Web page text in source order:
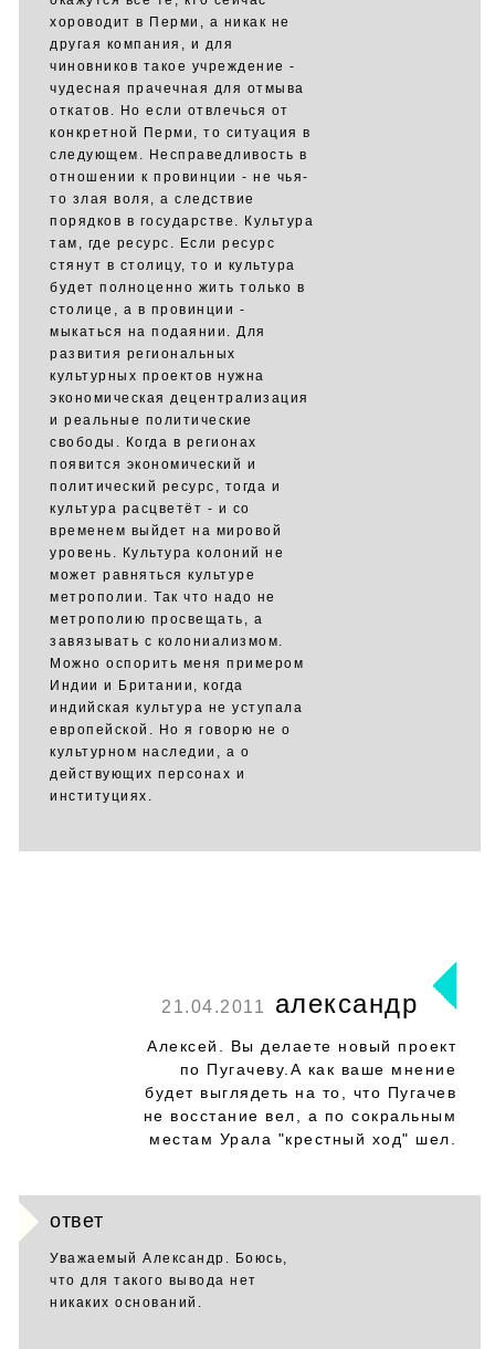
хороводит в Перми, а никак не
другая компания, и для
чиновников такое учреждение -
чудесная прачечная для отмыва
откатов. Но если отвлечься от
конкретной Перми, то ситуация в
следующем. Несправедливость в
отношении к провинции - не чья-
то злая воля, а следствие
порядков в государстве. Культура
там, где ресурс. Если ресурс
стянут в столицу, то и культура
будет полноценно жить только в
столице, а в провинции -
мыкаться на подаянии. Для
развития региональных
культурных проектов нужна
экономическая децентрализация
и реальные политические
свободы. Когда в регионах
появится экономический и
политический ресурс, тогда и
культура расцветёт - и со
временем выйдет на мировой
уровень. Культура колоний не
может равняться культуре
метрополии. Так что надо не
метрополию просвещать, а
завязывать с колониализмом.
Можно оспорить меня примером
Индии и Британии, когда
индийская культура не уступала
европейской. Но я говорю не о
культурном наследии, а о
действующих персонах и
институциях.
21.04.2011 александр
Алексей. Вы делаете новый проект
по Пугачеву.А как ваше мнение
будет выглядеть на то, что Пугачев
не восстание вел, а по сокральным
местам Урала "крестный ход" шел.
ответ
Уважаемый Александр. Боюсь,
что для такого вывода нет
никаких оснований.